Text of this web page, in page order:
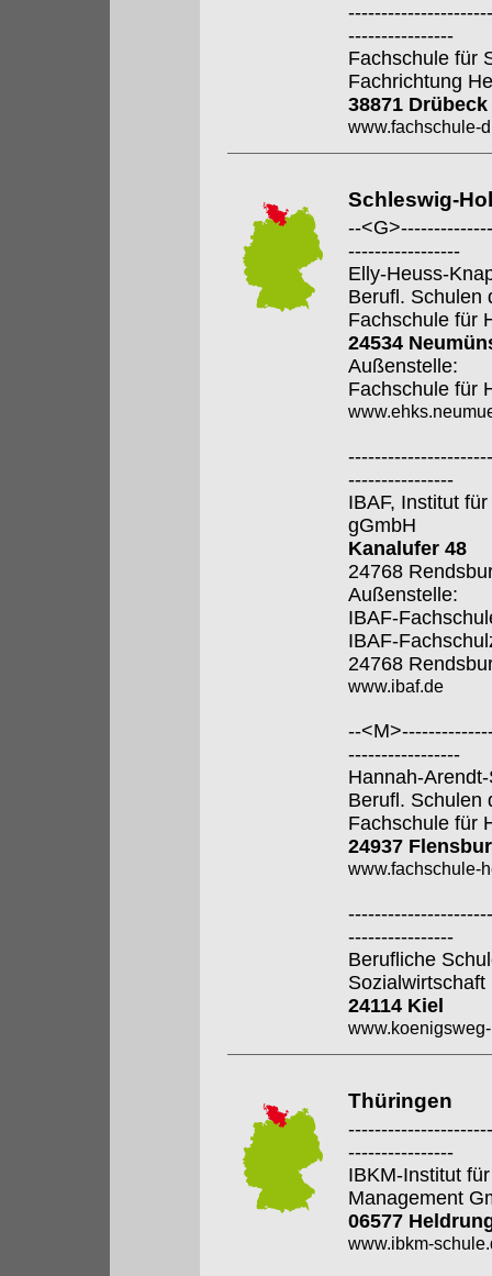
----------------
Fachschule für
Fachrichtung
38871 Drübeck
www.fachschule-
Schleswig-
--
-----------------
Elly-Heuss-
Berufl. Schulen
Fachschule für
24534
Außenstelle:
Fachschule für
----------------
IBAF, Institut
gGmbH
Kanalufer 48
24768
Außenstelle:
IBAF-
IBAF-
24768
www.ibaf.de
--
-----------------
Hannah-
Berufl. Schulen
Fachschule für
24937
www.fachschule-
----------------
Berufliche
24114 Kiel
Thüringen
----------------
IBKM-Institut
Management
06577
www.ibkm-